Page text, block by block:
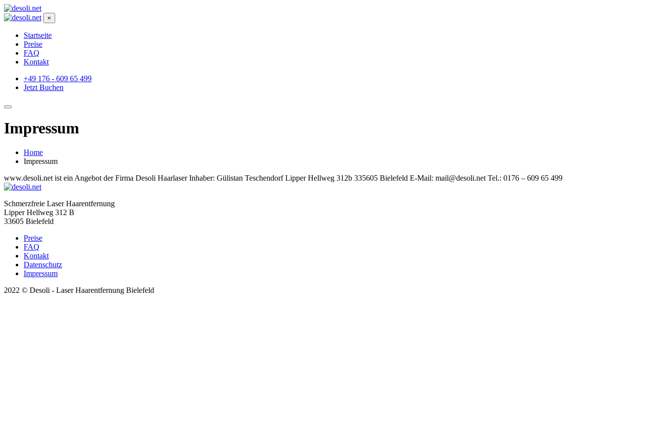
×
Startseite
Preise
FAQ
Kontakt
+49 176 - 609 65 499
Jetzt Buchen
Impressum
Home
Impressum
www.desoli.net ist ein Angebot der Firma Desoli Haarlaser Inhaber: Gülistan Teschendorf Lipper Hellweg 312b 335605 Bielefeld E-Mail: mail@desoli.net Tel.: 0176 – 609 65 499
Schmerzfreie Laser Haarentfernung
Lipper Hellweg 312 B
33605 Bielefeld
Preise
FAQ
Kontakt
Datenschutz
Impressum
2022 © Desoli - Laser Haarentfernung Bielefeld